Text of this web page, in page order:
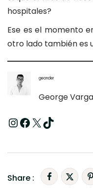
hospitales?
Ese es el momento
otro lado también es
geonder
George
Instagram
Facebook
X TikTok
Share :